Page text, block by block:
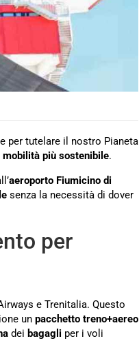
per tutelare il nostro Pianeta
mobilità più sostenibile.
aeroporto Fiumicino di
senza la necessità di dover
per
e Trenitalia. Questo
un pacchetto treno+aereo
dei bagagli per i voli